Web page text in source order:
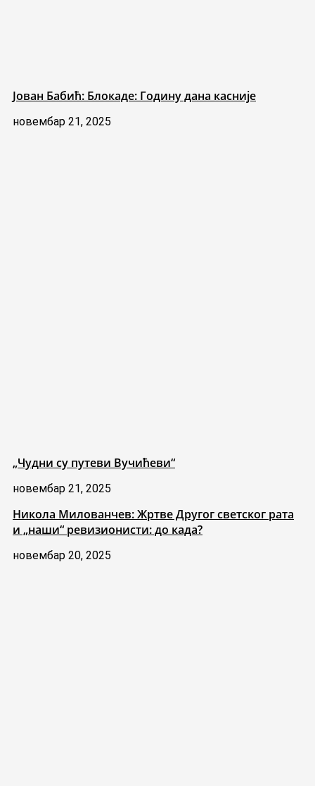
Јован Бабић: Блокаде: Годину дана касније
новембар 21, 2025
„Чудни су путеви Вучићеви“
новембар 21, 2025
Никола Милованчев: Жртве Другог светског рата
и „наши“ ревизионисти: до када?
новембар 20, 2025